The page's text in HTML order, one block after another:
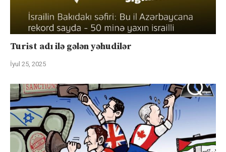
Turist adı ilə gələn yəhudilər
İyul 25, 2025